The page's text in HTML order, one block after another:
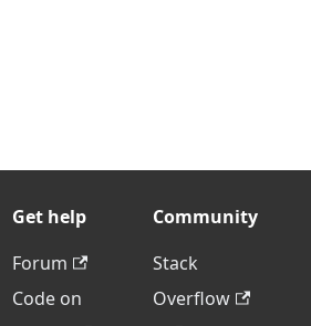
Get help
Forum
Code on
Community
Stack
Overflow